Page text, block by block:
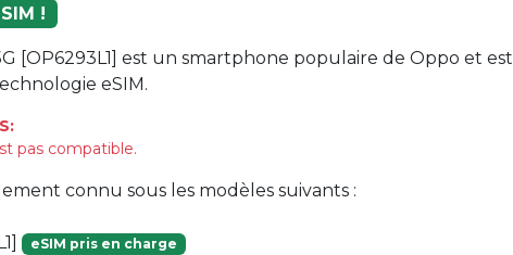
!
[OP6293L1] est un smartphone populaire de Oppo et est
eSIM.
pas compatible.
connu sous les modèles suivants :
eSIM pris en charge